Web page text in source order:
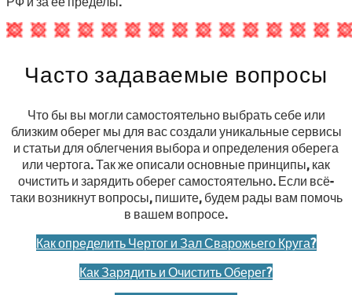
Часто задаваемые вопросы
Что бы вы могли самостоятельно выбрать себе или
близким оберег мы для вас создали уникальные сервисы
и статьи для облегчения выбора и определения оберега
или чертога. Так же описали основные принципы, как
очистить и зарядить оберег самостоятельно. Если всё-
таки возникнут вопросы, пишите, будем рады вам помочь
в вашем вопросе.
Как определить Чертог и Зал Сварожьего Круга?
Как Зарядить и Очистить Оберег?